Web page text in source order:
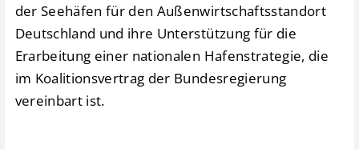
der Seehäfen für den Außenwirtschaftsstandort
Deutschland und ihre Unterstützung für die
Erarbeitung einer nationalen Hafenstrategie, die
im Koalitionsvertrag der Bundesregierung
vereinbart ist.